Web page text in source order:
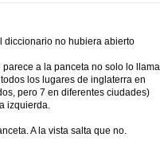
diccionario no hubiera abierto
a la panceta no solo lo llama
los lugares de inglaterra en
pero 7 en diferentes ciudades)
izquierda.
A la vista salta que no.